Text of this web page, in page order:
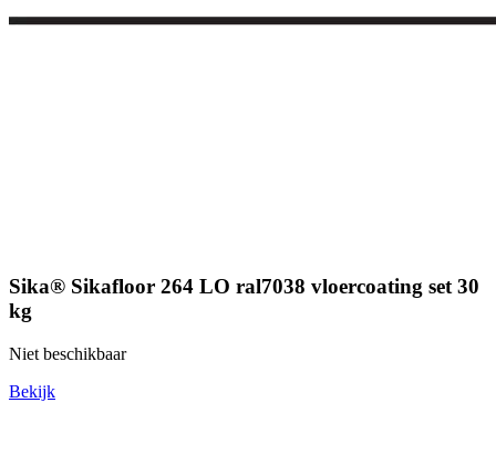
Sika® Sikafloor 264 LO ral7038 vloercoating set 30
kg
Niet beschikbaar
Bekijk